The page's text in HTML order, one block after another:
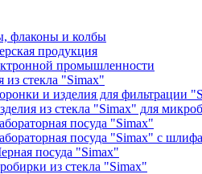
флаконы и колбы
продукция
промышленности
из стекла "Simax"
и изделия для фильтрации
из стекла "Simax" для
посуда "Simax"
посуда "Simax" с
посуда "Simax"
из стекла "Simax"